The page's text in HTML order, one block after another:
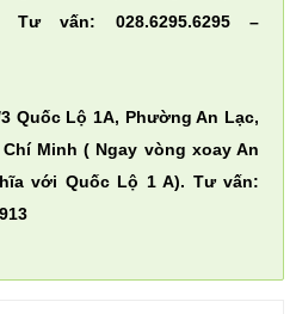
Tư vấn: 028.6295.6295 –
Quốc Lộ 1A, Phường An Lạc,
Minh ( Ngay vòng xoay An
với Quốc Lộ 1 A). Tư vấn: